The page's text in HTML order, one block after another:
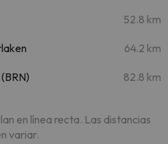
52.8 km
64.2 km
82.8 km
en línea recta. Las distancias
variar.